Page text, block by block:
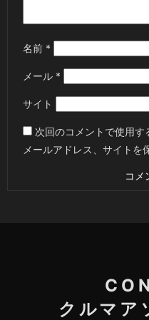
名前 *
メール *
サイト
次回のコメントで使用す
メールアドレス、サイトを
クルマア